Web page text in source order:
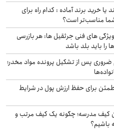
یا خرید برند آماده : کدام راه برای
مناسب‌تر است؟
های فنی جرثقیل ها: هر بازرسی
را باید بلد باشد
ضروری پس از تشکیل پرونده مواد مخدر؛
برای حفظ ارزش پول در شرایط
کیف مدرسه؛ چگونه یک کیف مرتب و
باشیم؟